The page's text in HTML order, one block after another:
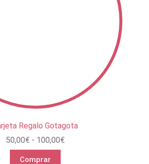
Regalo Gotagota
50,00€ - 100,00€Rango
Comprar